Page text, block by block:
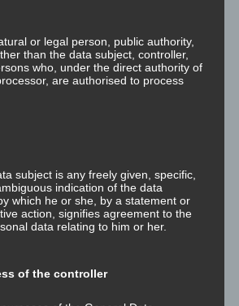
Reflektieren der Emotion.
hast.
or legal person, public authority,
than the data subject, controller,
who, under the direct authority of
are authorised to process
subject is any freely given, specific,
indication of the data
which he or she, by a statement or
action, signifies agreement to the
data relating to him or her.
of the controller